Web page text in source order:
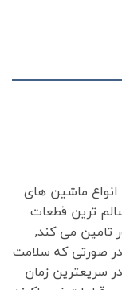
انواع ماشین های
ترین قطعات
تامین می کند,
صورتی که سلامت
سریعترین زمان